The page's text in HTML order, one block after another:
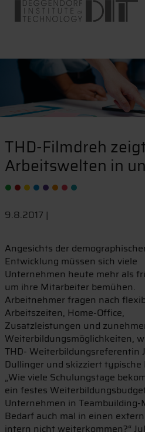
THD-Filmdreh
Arbeitswelten in
9.8.2017 |
Angesichts der
Entwicklung müssen sich viele
Unternehmen heute mehr als
um ihre Mitarbeiter bemühen.
Arbeitnehmer fragen nach
Arbeitszeiten, Home-Office,
Zusatzleistungen und
Weiterbildungsmöglichkeiten,
THD- Weiterbildungsreferentin
Dullinger und skizziert typische
„Wie viele Schulungstage
ein festes
Unternehmen in
Bedarf auch mal in einen
intern nicht weiterkommen?“